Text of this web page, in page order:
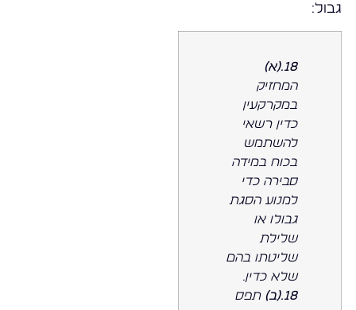
גבול:
18.(א)
המחזיק
במקרקעין
כדין רשאי
להשתמש
בכוח במידה
סבירה כדי
למנוע הסגת
גבולו או
שלילת
שליטתו בהם
שלא כדין.
18.(ב)
תפס